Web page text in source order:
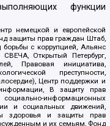
функции
немецкой и европейской
защиты прав граждан Штаб,
с коррупцией, Альянс
Открытый Петербург,
Правовая инициатива,
преступности,
Центр поддержки и
В защиту прав
информационных
и социальных движений,
здоровья и защиты прав
и их семьям, Фонд